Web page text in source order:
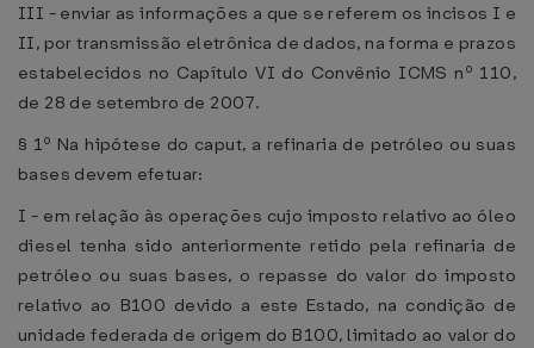
III - enviar as informações a que se referem os incisos I e
II, por transmissão eletrônica de dados, na forma e prazos
estabelecidos no Capítulo VI do Convênio ICMS nº 110,
de 28 de setembro de 2007.
§ 1º Na hipótese do caput, a refinaria de petróleo ou suas
bases devem efetuar:
I - em relação às operações cujo imposto relativo ao óleo
diesel tenha sido anteriormente retido pela refinaria de
petróleo ou suas bases, o repasse do valor do imposto
relativo ao B100 devido a este Estado, na condição de
unidade federada de origem do B100, limitado ao valor do